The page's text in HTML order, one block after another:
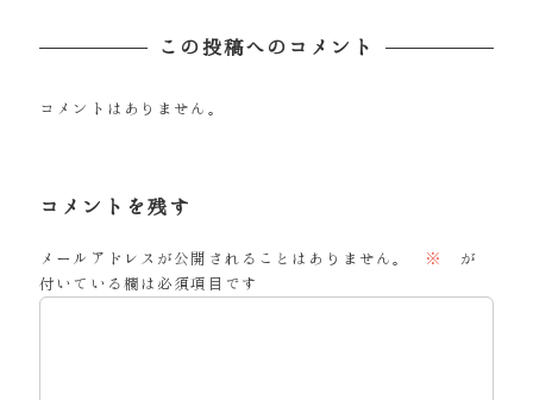
この投稿へのコメント
コメントはありません。
コメントを残す
メールアドレスが公開されることはありません。 ※
が
付いている欄は必須項目です